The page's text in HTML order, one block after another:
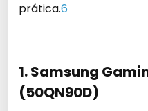
prática.6
1. Samsung
(50QN90D)